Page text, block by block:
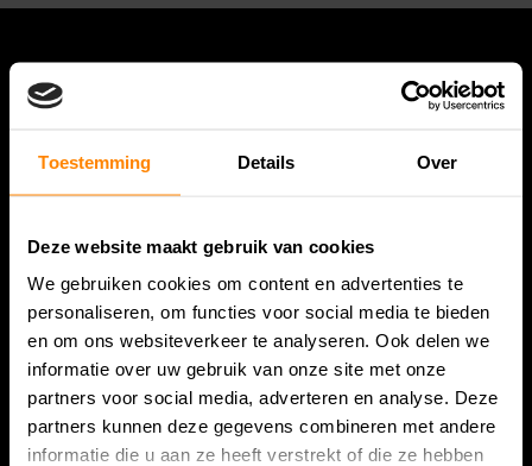
Toestemming Details Over
Deze website maakt gebruik van cookies
We gebruiken cookies om content en advertenties te
personaliseren, om functies voor social media te bieden
en om ons websiteverkeer te analyseren. Ook delen we
informatie over uw gebruik van onze site met onze
partners voor social media, adverteren en analyse. Deze
partners kunnen deze gegevens combineren met andere
informatie die u aan ze heeft verstrekt of die ze hebben
Bespanracket.nl is dé racketspecialist van Lelystad en
omstreken.
Snijdersstraat 6
8224 AA Lelystad
Nederland